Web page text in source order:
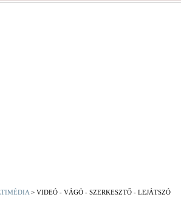
> VIDEÓ - VÁGÓ - SZERKESZTŐ - LEJÁTSZÓ